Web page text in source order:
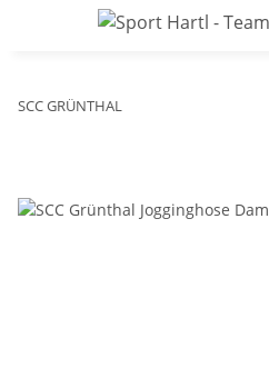
SCC GRÜNTHAL